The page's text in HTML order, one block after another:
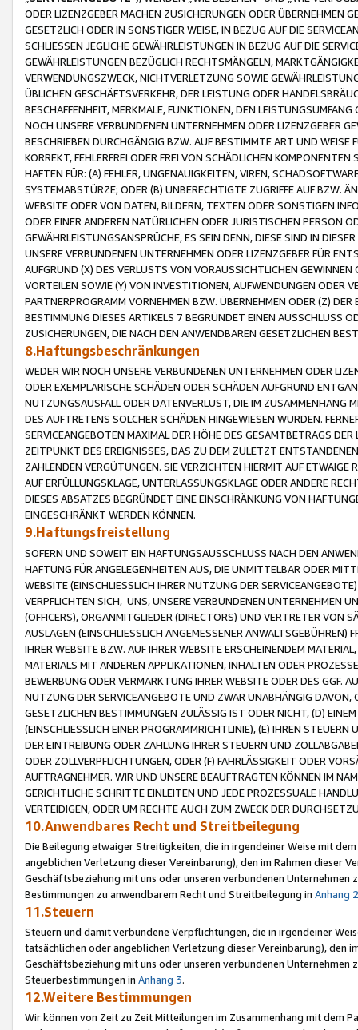
ODER LIZENZGEBER MACHEN ZUSICHERUNGEN ODER ÜBERNEHMEN
GESETZLICH ODER IN SONSTIGER WEISE, IN BEZUG AUF DIE
SCHLIESSEN JEGLICHE GEWÄHRLEISTUNGEN IN BEZUG AUF DIE
GEWÄHRLEISTUNGEN BEZÜGLICH RECHTSMÄNGELN,
VERWENDUNGSZWECK, NICHTVERLETZUNG SOWIE
ÜBLICHEN GESCHÄFTSVERKEHR, DER LEISTUNG ODER
BESCHAFFENHEIT, MERKMALE, FUNKTIONEN, DEN
NOCH UNSERE VERBUNDENEN UNTERNEHMEN ODER LIZENZGEBER
BESCHRIEBEN DURCHGÄNGIG BZW. AUF BESTIMMTE ART UND
KORREKT, FEHLERFREI ODER FREI VON SCHÄDLICHEN
HAFTEN FÜR: (A) FEHLER, UNGENAUIGKEITEN, VIREN,
SYSTEMABSTÜRZE; ODER (B) UNBERECHTIGTE ZUGRIFFE AUF BZW.
WEBSITE ODER VON DATEN, BILDERN, TEXTEN ODER SONSTIGEN
ODER EINER ANDEREN NATÜRLICHEN ODER JURISTISCHEN PERSON
GEWÄHRLEISTUNGSANSPRÜCHE, ES SEIN DENN, DIESE SIND IN
UNSERE VERBUNDENEN UNTERNEHMEN ODER LIZENZGEBER FÜR
AUFGRUND (X) DES VERLUSTS VON VORAUSSICHTLICHEN
VORTEILEN SOWIE (Y) VON INVESTITIONEN, AUFWENDUNGEN ODER
PARTNERPROGRAMM VORNEHMEN BZW. ÜBERNEHMEN ODER (Z)
BESTIMMUNG DIESES ARTIKELS 7 BEGRÜNDET EINEN AUSSCHLUSS
ZUSICHERUNGEN, DIE NACH DEN ANWENDBAREN GESETZLICHEN
8.Haftungsbeschränkungen
WEDER WIR NOCH UNSERE VERBUNDENEN UNTERNEHMEN ODER
ODER EXEMPLARISCHE SCHÄDEN ODER SCHÄDEN AUFGRUND
NUTZUNGSAUSFALL ODER DATENVERLUST, DIE IM ZUSAMMENHANG
DES AUFTRETENS SOLCHER SCHÄDEN HINGEWIESEN WURDEN.
SERVICEANGEBOTEN MAXIMAL DER HÖHE DES GESAMTBETRAGS
ZEITPUNKT DES EREIGNISSES, DAS ZU DEM ZULETZT
ZAHLENDEN VERGÜTUNGEN. SIE VERZICHTEN HIERMIT AUF
AUF ERFÜLLUNGSKLAGE, UNTERLASSUNGSKLAGE ODER ANDERE
DIESES ABSATZES BEGRÜNDET EINE EINSCHRÄNKUNG VON
EINGESCHRÄNKT WERDEN KÖNNEN.
9.Haftungsfreistellung
SOFERN UND SOWEIT EIN HAFTUNGSAUSSCHLUSS NACH DEN
HAFTUNG FÜR ANGELEGENHEITEN AUS, DIE UNMITTELBAR ODER
WEBSITE (EINSCHLIESSLICH IHRER NUTZUNG DER
VERPFLICHTEN SICH, UNS, UNSERE VERBUNDENEN UNTERNEHMEN
(OFFICERS), ORGANMITGLIEDER (DIRECTORS) UND VERTRETER VON
AUSLAGEN (EINSCHLIESSLICH ANGEMESSENER
IHRER WEBSITE BZW. AUF IHRER WEBSITE ERSCHEINENDEM
MATERIALS MIT ANDEREN APPLIKATIONEN, INHALTEN ODER
BEWERBUNG ODER VERMARKTUNG IHRER WEBSITE ODER DES GGF.
NUTZUNG DER SERVICEANGEBOTE UND ZWAR UNABHÄNGIG
GESETZLICHEN BESTIMMUNGEN ZULÄSSIG IST ODER NICHT, (D)
(EINSCHLIESSLICH EINER PROGRAMMRICHTLINIE), (E) IHREN
DER EINTREIBUNG ODER ZAHLUNG IHRER STEUERN UND
ODER ZOLLVERPFLICHTUNGEN, ODER (F) FAHRLÄSSIGKEIT ODER
AUFTRAGNEHMER. WIR UND UNSERE BEAUFTRAGTEN KÖNNEN IM
GERICHTLICHE SCHRITTE EINLEITEN UND JEDE PROZESSUALE
VERTEIDIGEN, ODER UM RECHTE AUCH ZUM ZWECK DER
10.Anwendbares Recht und Streitbeilegung
Die Beilegung etwaiger Streitigkeiten, die in irgendeiner Weise mit
angeblichen Verletzung dieser Vereinbarung), den im Rahmen dieser
Geschäftsbeziehung mit uns oder unseren verbundenen
Bestimmungen zu anwendbarem Recht und Streitbeilegung in Anhang 2
11.Steuern
Steuern und damit verbundene Verpflichtungen, die in irgendeiner
tatsächlichen oder angeblichen Verletzung dieser Vereinbarung), den
Geschäftsbeziehung mit uns oder unseren verbundenen
Steuerbestimmungen in Anhang 3.
12.Weitere Bestimmungen
Wir können von Zeit zu Zeit Mitteilungen im Zusammenhang mit dem